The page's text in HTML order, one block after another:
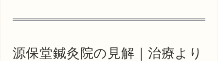
源保堂鍼灸院の見解｜治療より